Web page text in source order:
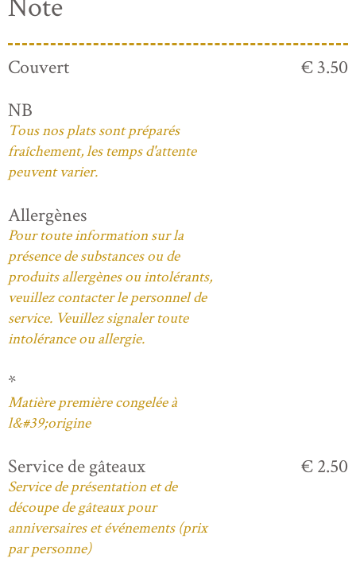
Note
Couvert
€ 3.50
NB
Tous nos plats sont préparés
fraîchement, les temps d'attente
peuvent varier.
Allergènes
Pour toute information sur la
présence de substances ou de
produits allergènes ou intolérants,
veuillez contacter le personnel de
service. Veuillez signaler toute
intolérance ou allergie.
*
Matière première congelée à
l&#39;origine
Service de gâteaux
Service de présentation et de
découpe de gâteaux pour
anniversaires et événements (prix
par personne)
€ 2.50